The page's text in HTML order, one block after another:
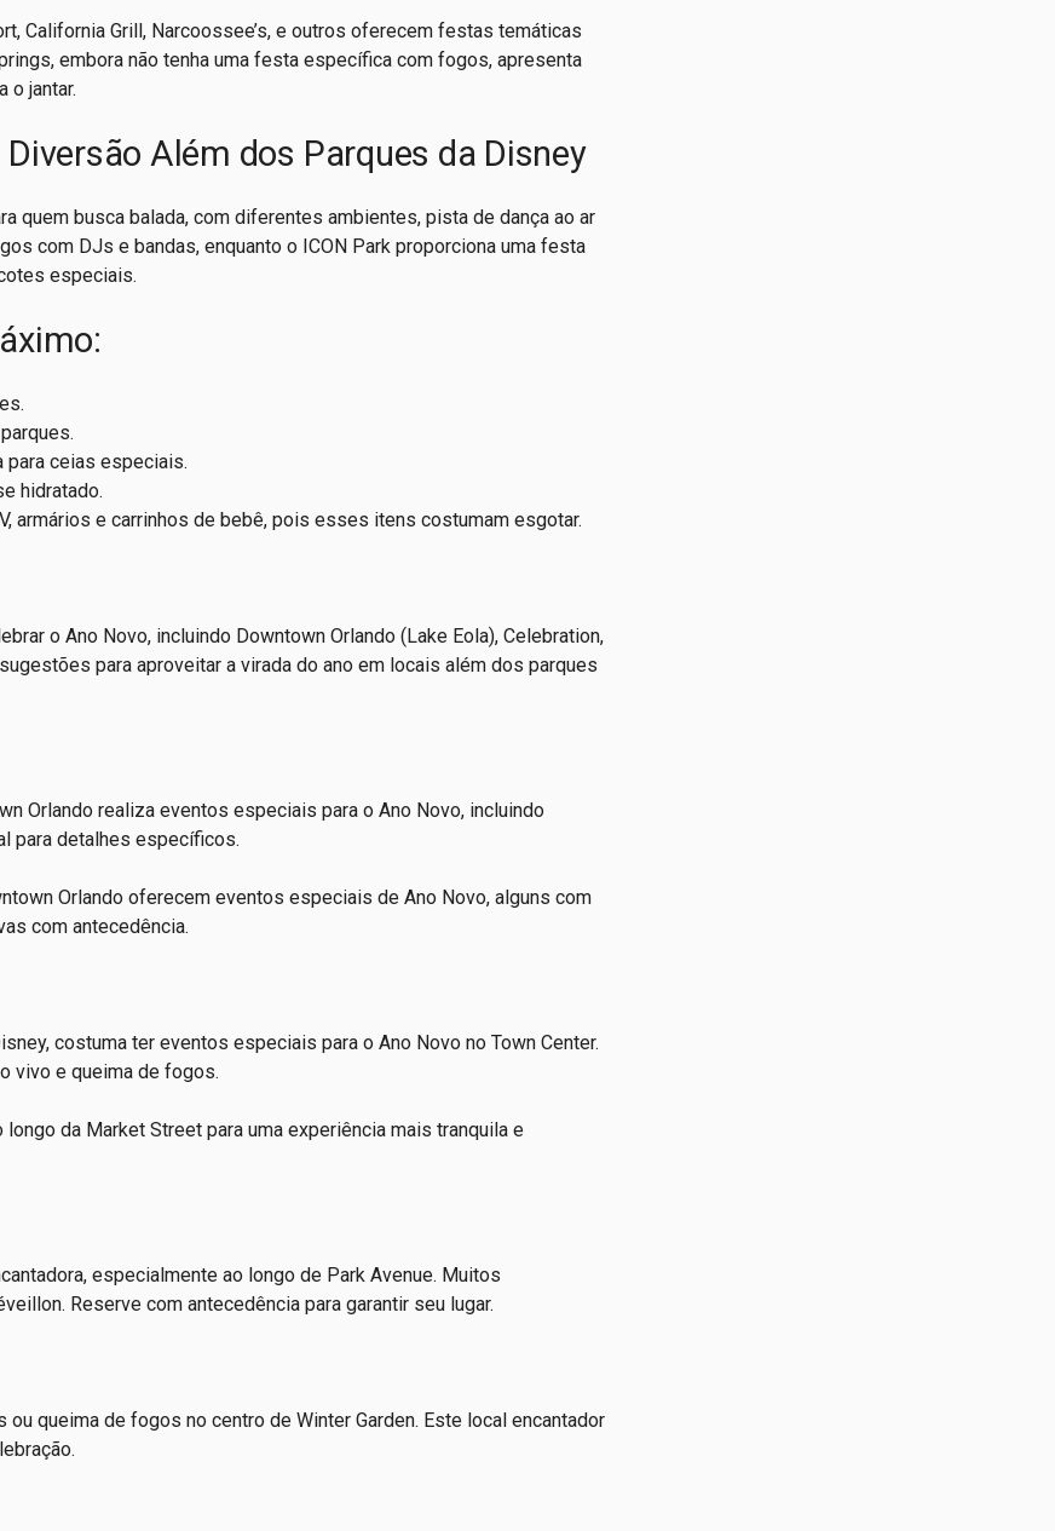
California Grill, Narcoossee’s, e outros oferecem festas temáticas
embora não tenha uma festa específica com fogos, apresenta
o jantar.
Além dos Parques da Disney
quem busca balada, com diferentes ambientes, pista de dança ao ar
com DJs e bandas, enquanto o ICON Park proporciona uma festa
especiais.
para ceias especiais.
hidratado.
armários e carrinhos de bebê, pois esses itens costumam esgotar.
o Ano Novo, incluindo Downtown Orlando (Lake Eola), Celebration,
para aproveitar a virada do ano em locais além dos parques
Orlando realiza eventos especiais para o Ano Novo, incluindo
para detalhes específicos.
Orlando oferecem eventos especiais de Ano Novo, alguns com
com antecedência.
costuma ter eventos especiais para o Ano Novo no Town Center.
vivo e queima de fogos.
da Market Street para uma experiência mais tranquila e
especialmente ao longo de Park Avenue. Muitos
Reserve com antecedência para garantir seu lugar.
queima de fogos no centro de Winter Garden. Este local encantador